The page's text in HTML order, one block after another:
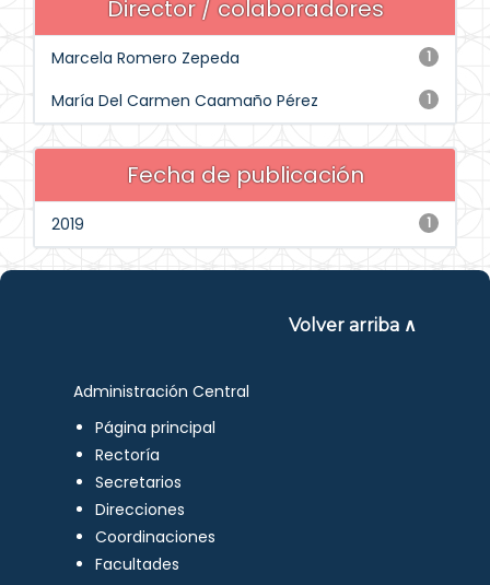
Director / colaboradores
1
Marcela Romero Zepeda
1
María Del Carmen Caamaño Pérez
Fecha de publicación
1
2019
Volver arriba ∧
Administración Central
Página principal
Rectoría
Secretarios
Direcciones
Coordinaciones
Facultades